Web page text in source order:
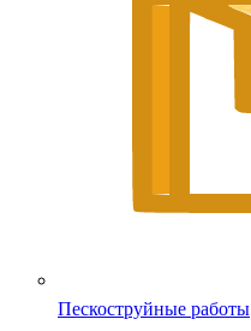
Пескоструйные работы